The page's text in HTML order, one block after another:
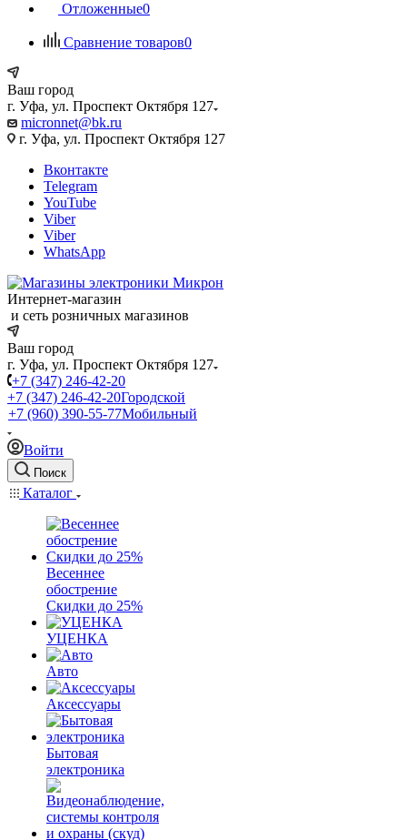
Отложенные0
Сравнение товаров0
Ваш город
г. Уфа, ул. Проспект Октября 127
micronnet@bk.ru
г. Уфа, ул. Проспект Октября 127
Вконтакте
Telegram
YouTube
Viber
Viber
WhatsApp
Интернет-магазин
и сеть розничных магазинов
Ваш город
г. Уфа, ул. Проспект Октября 127
+7 (347) 246-42-20
+7 (347) 246-42-20Городской
+7 (960) 390-55-77Мобильный
Войти
Поиск
Каталог
Весеннее
обострение
Скидки до 25%
УЦЕНКА
Авто
Аксессуары
Бытовая
электроника